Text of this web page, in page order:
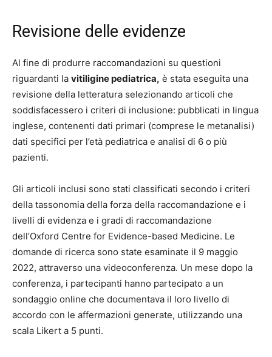
Revisione delle evidenze
Al fine di produrre raccomandazioni su questioni
riguardanti la vitiligine pediatrica, è stata eseguita una
revisione della letteratura selezionando articoli che
soddisfacessero i criteri di inclusione: pubblicati in lingua
inglese, contenenti dati primari (comprese le metanalisi)
dati specifici per l’età pediatrica e analisi di 6 o più
pazienti.
Gli articoli inclusi sono stati classificati secondo i criteri
della tassonomia della forza della raccomandazione e i
livelli di evidenza e i gradi di raccomandazione
dell’Oxford Centre for Evidence-based Medicine. Le
domande di ricerca sono state esaminate il 9 maggio
2022, attraverso una videoconferenza. Un mese dopo la
conferenza, i partecipanti hanno partecipato a un
sondaggio online che documentava il loro livello di
accordo con le affermazioni generate, utilizzando una
scala Likert a 5 punti.